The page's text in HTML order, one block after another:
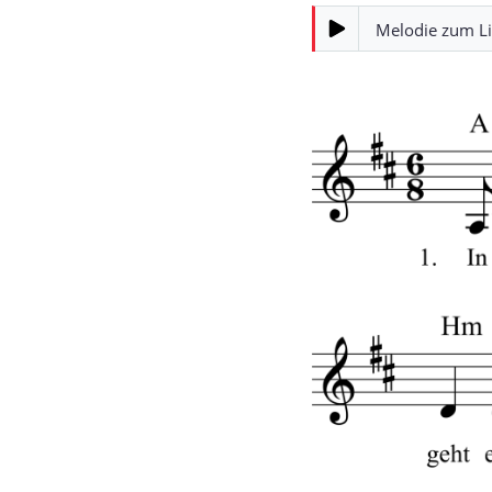
Melodie zum